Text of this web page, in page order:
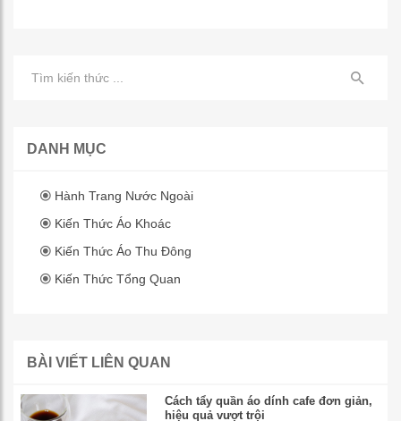
DANH MỤC
Hành Trang Nước Ngoài
Kiến Thức Áo Khoác
Kiến Thức Áo Thu Đông
Kiến Thức Tổng Quan
BÀI VIẾT LIÊN QUAN
Cách tẩy quần áo dính cafe đơn giản,
hiệu quả vượt trội